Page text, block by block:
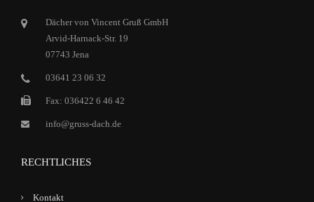
Dächer von Vincent Gruß GmbH
Arvid-Harnack-Str. 19
07743 Jena
03641 23 06 32
Fax: 036422 6 46 42
info@gruss-dach.de
RECHTLICHES
Kontakt